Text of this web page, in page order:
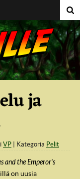
ja
VP Kategoria Pelit
and the Emperor’s
on uusia